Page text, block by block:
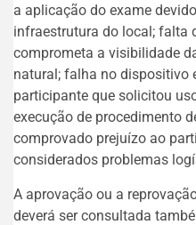
a aplicação do exame
infraestrutura do local; falta
comprometa a visibilidade
natural; falha no dispositivo
participante que solicitou
execução de procedimento
comprovado prejuízo ao
considerados problemas
A aprovação ou a
deverá ser consultada